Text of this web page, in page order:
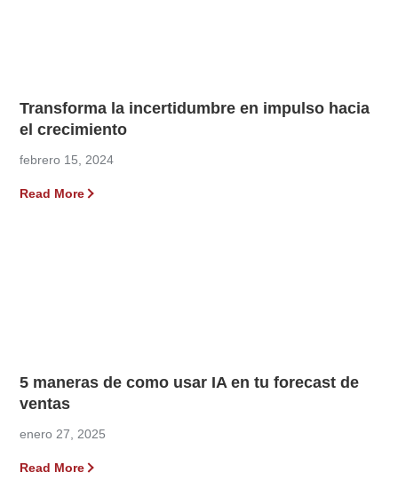
Transforma la incertidumbre en impulso hacia
el crecimiento
febrero 15, 2024
Read More
5 maneras de como usar IA en tu forecast de
ventas
enero 27, 2025
Read More